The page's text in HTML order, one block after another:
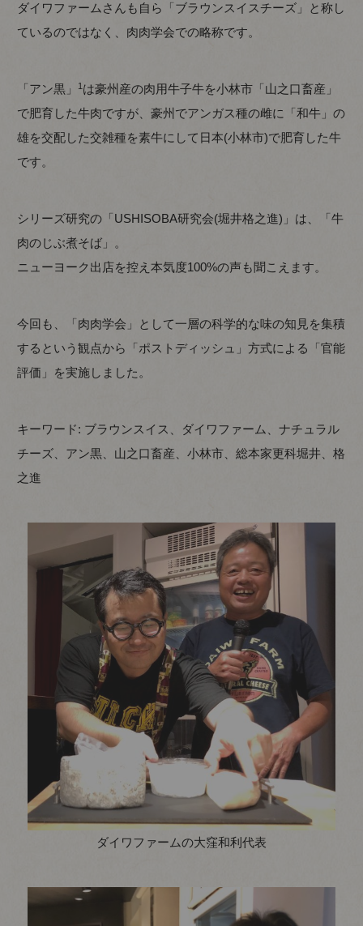
ダイワファームさんも自ら「ブラウンスイスチーズ」と称し
ているのではなく、肉肉学会での略称です。
「アン黒」 1 は豪州産の肉用牛子牛を小林市「山之口畜産」
で肥育した牛肉ですが、豪州でアンガス種の雌に「和牛」の
雄を交配した交雑種を素牛にして日本(小林市)で肥育した牛
です。
シリーズ研究の「USHISOBA研究会(堀井格之進)」は、「牛
肉のじぶ煮そば」。
ニューヨーク出店を控え本気度100%の声も聞こえます。
今回も、「肉肉学会」として一層の科学的な味の知見を集積
するという観点から「ポストディッシュ」方式による「官能
評価」を実施しました。
キーワード: ブラウンスイス、ダイワファーム、ナチュラル
チーズ、アン黒、山之口畜産、小林市、総本家更科堀井、格
之進
ダイワファームの大窪和利代表